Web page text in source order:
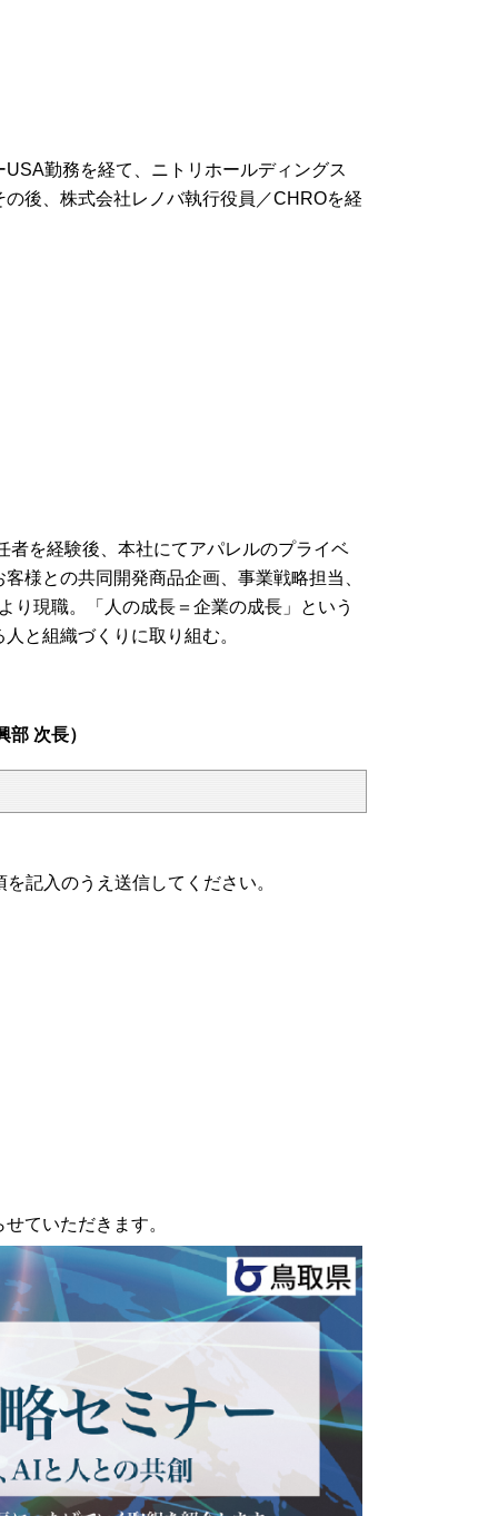
勤務を経て、ニトリホールディングス
後、株式会社レノバ執行役員／CHROを経
を経験後、本社にてアパレルのプライベ
様との共同開発商品企画、事業戦略担当、
り現職。「人の成長＝企業の成長」という
と組織づくりに取り組む。
次長）
記入のうえ送信してください。
ていただきます。